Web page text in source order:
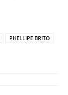
PHELLIPE BRITO